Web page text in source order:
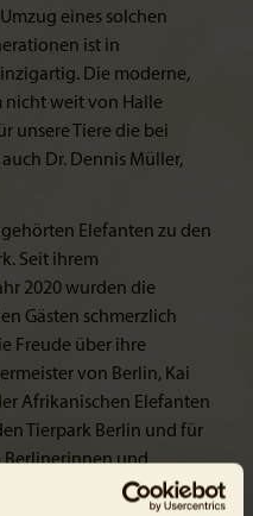
eines solchen
ist in
Die moderne,
nicht weit von Halle
unsere Tiere die bei
Dr. Dennis Müller,
Elefanten zu den
Seit ihrem
2020 wurden die
Gästen schmerzlich
Freude über ihre
von Berlin, Kai
Afrikanischen Elefanten
Tierpark Berlin und für
Berlinerinnen und
Erinnerungen mit diesen